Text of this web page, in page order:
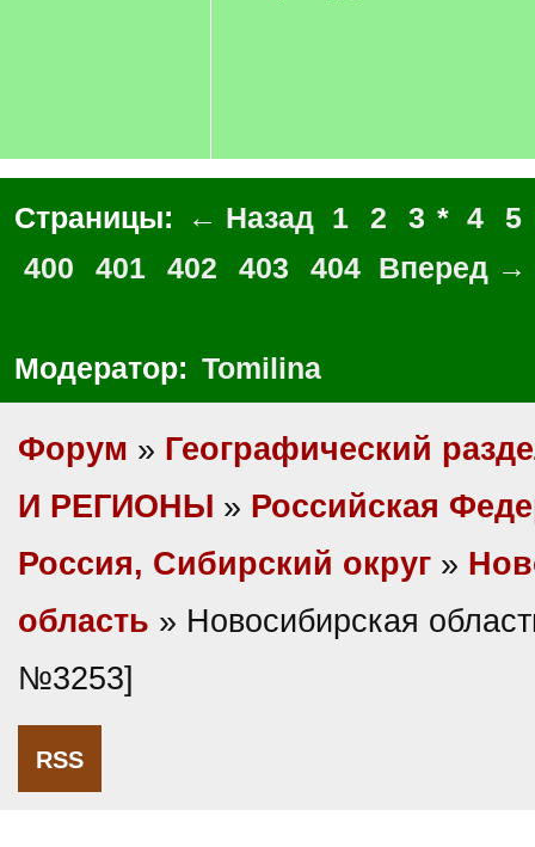
Страницы: ← Назад 1 2 3 * 4
5
400
401 402 403 404 Вперед →
Модератор: Tomilina
Форум » Географический
И РЕГИОНЫ » Российская
Россия, Сибирский округ »
область » Новосибирская
№3253]
RSS